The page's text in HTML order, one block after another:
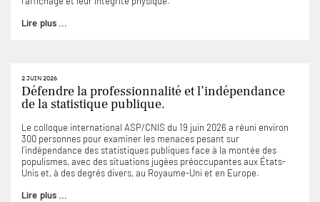
Lire plus ...
2 JUIN 2026
Défendre la professionnalité et l’indépendance
de la statistique publique.
Le colloque international ASP/CNIS du 19 juin 2026 a réuni environ
300 personnes pour examiner les menaces pesant sur
l’indépendance des statistiques publiques face à la montée des
populismes, avec des situations jugées préoccupantes aux États-
Unis et, à des degrés divers, au Royaume-Uni et en Europe.
Lire plus ...